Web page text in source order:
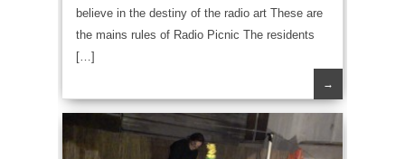
believe in the destiny of the radio art These are
the mains rules of Radio Picnic The residents
[…]
→